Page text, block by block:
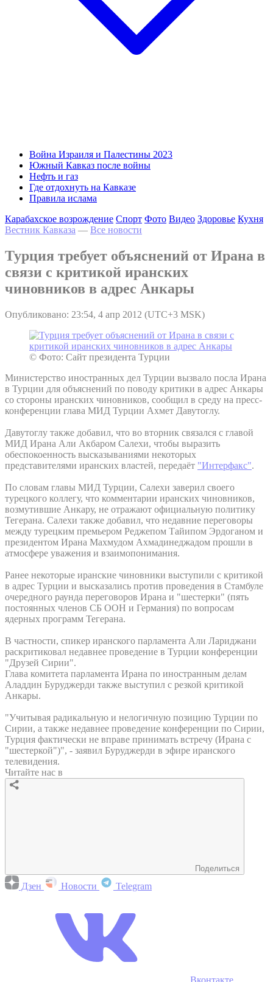
Война Израиля и Палестины 2023
Южный Кавказ после войны
Нефть и газ
Где отдохнуть на Кавказе
Правила ислама
Карабахское возрождение Спорт Фото Видео Здоровье Кухня
Вестник Кавказа — Все новости
Турция требует объяснений от Ирана в
связи с критикой иранских
чиновников в адрес Анкары
Опубликовано: 23:54, 4 апр 2012 (UTC+3 MSK)
© Фото: Сайт президента Турции
Министерство иностранных дел Турции вызвало посла Ирана
в Турции для объяснений по поводу критики в адрес Анкары
со стороны иранских чиновников, сообщил в среду на пресс-
конференции глава МИД Турции Ахмет Давутоглу.
Давутоглу также добавил, что во вторник связался с главой
МИД Ирана Али Акбаром Салехи, чтобы выразить
обеспокоенность высказываниями некоторых
представителями иранских властей, передаёт "Интерфакс".
По словам главы МИД Турции, Салехи заверил своего
турецкого коллегу, что комментарии иранских чиновников,
возмутившие Анкару, не отражают официальную политику
Тегерана. Салехи также добавил, что недавние переговоры
между турецким премьером Реджепом Тайипом Эрдоганом и
президентом Ирана Махмудом Ахмадинеджадом прошли в
атмосфере уважения и взаимопонимания.
Ранее некоторые иранские чиновники выступили с критикой
в адрес Турции и высказались против проведения в Стамбуле
очередного раунда переговоров Ирана и "шестерки" (пять
постоянных членов СБ ООН и Германия) по вопросам
ядерных программ Тегерана.
В частности, спикер иранского парламента Али Лариджани
раскритиковал недавнее проведение в Турции конференции
"Друзей Сирии".
Глава комитета парламента Ирана по иностранным делам
Аладдин Буруджерди также выступил с резкой критикой
Анкары.
"Учитывая радикальную и нелогичную позицию Турции по
Сирии, а также недавнее проведение конференции по Сирии,
Турция фактически не вправе принимать встречу (Ирана с
"шестеркой")", - заявил Буруджерди в эфире иранского
телевидения.
Читайте нас в
Поделиться
Дзен Новости Telegram
Вконтакте